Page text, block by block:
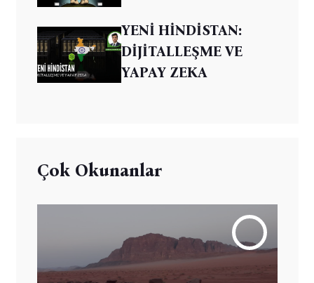
YENİ HİNDİSTAN:
DİJİTALLEŞME VE
YAPAY ZEKA
Çok Okunanlar